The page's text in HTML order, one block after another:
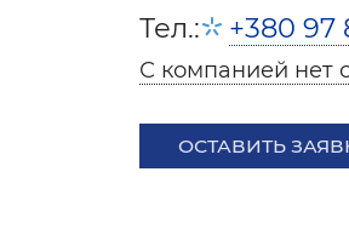
Разное
Холод,
Монтаж
Фото
Тел.: +380 97
С компанией нет
ОСТАВИТЬ